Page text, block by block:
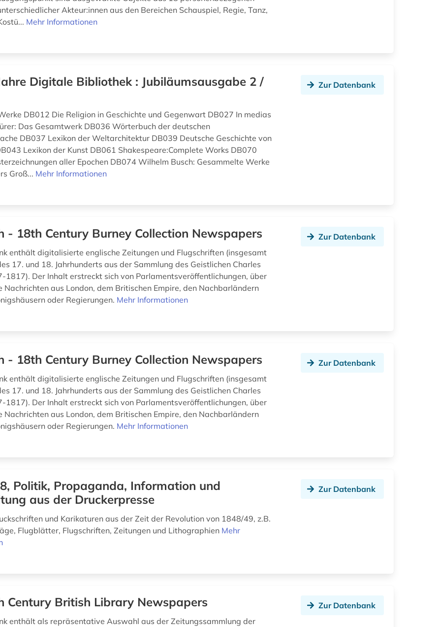
Akteur:innen aus den Bereichen Schauspiel, Regie, Tanz,
Mehr Informationen
Digitale Bibliothek : Jubiläumsausgabe 2 /
DB012 Die Religion in Geschichte und Gegenwart DB027 In medias
Das Gesamtwerk DB036 Wörterbuch der deutschen
DB037 Lexikon der Weltarchitektur DB039 Deutsche Geschichte von
Lexikon der Kunst DB061 Shakespeare:Complete Works DB070
aller Epochen DB074 Wilhelm Busch: Gesammelte Werke
Groß... Mehr Informationen
Zur Datenbank
- 18th Century Burney Collection Newspapers
enthält digitalisierte englische Zeitungen und Flugschriften (insgesamt
17. und 18. Jahrhunderts aus der Sammlung des Geistlichen Charles
1817). Der Inhalt erstreckt sich von Parlamentsveröffentlichungen, über
Nachrichten aus London, dem Britischen Empire, den Nachbarländern
oder Regierungen. Mehr Informationen
Zur Datenbank
- 18th Century Burney Collection Newspapers
enthält digitalisierte englische Zeitungen und Flugschriften (insgesamt
17. und 18. Jahrhunderts aus der Sammlung des Geistlichen Charles
1817). Der Inhalt erstreckt sich von Parlamentsveröffentlichungen, über
Nachrichten aus London, dem Britischen Empire, den Nachbarländern
oder Regierungen. Mehr Informationen
Zur Datenbank
Politik, Propaganda, Information und
aus der Druckerpresse
und Karikaturen aus der Zeit der Revolution von 1848/49, z.B.
Flugblätter, Flugschriften, Zeitungen und Lithographien Mehr
Zur Datenbank
Century British Library Newspapers
enthält als repräsentative Auswahl aus der Zeitungssammlung der
Zur Datenbank